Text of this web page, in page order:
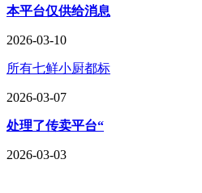
本平台仅供给消息
2026-03-10
所有七鲜小厨都标
2026-03-07
处理了传卖平台“
2026-03-03